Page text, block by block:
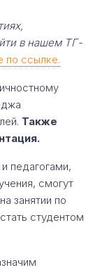
в нашем ТГ-
по ссылке.
Также
педагогами,
смогут
занятии по
студентом